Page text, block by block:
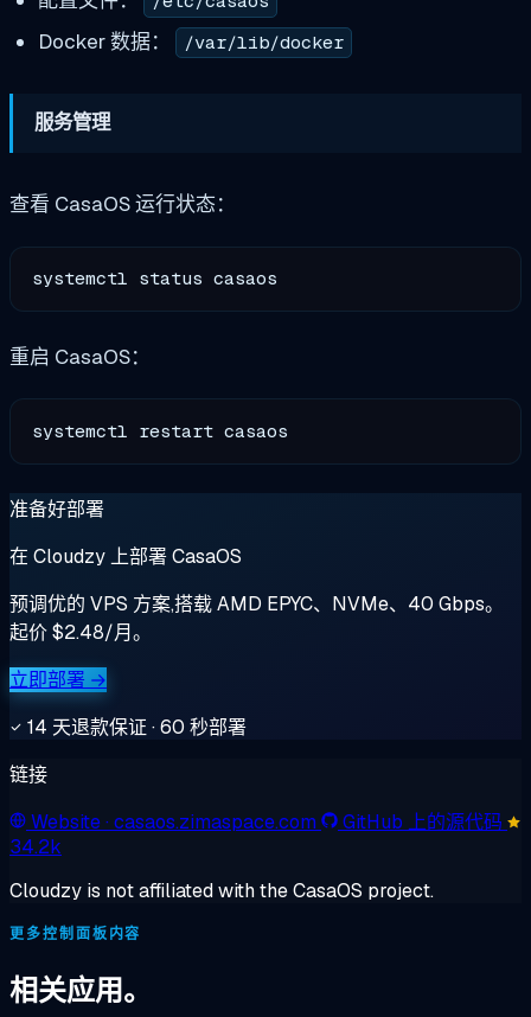
Docker 数据： /var/lib/docker
服务管理
查看 CasaOS 运行状态：
重启 CasaOS：
准备好部署
在 Cloudzy 上部署 CasaOS
预调优的 VPS 方案,搭载 AMD EPYC、NVMe、40 Gbps。
起价 $2.48/月。
立即部署 →
14 天退款保证 · 60 秒部署
链接
Website· casaos.zimaspace.com
GitHub 上的源代码
34.2k
Cloudzy is not affiliated with the CasaOS project.
更多控制面板内容
相关应用。